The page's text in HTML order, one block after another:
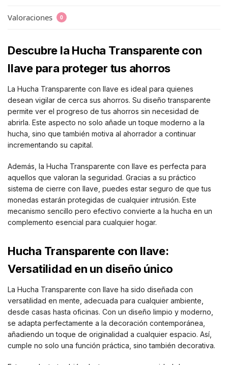
Valoraciones 0
Descubre la Hucha Transparente con
llave para proteger tus ahorros
La Hucha Transparente con llave es ideal para quienes
desean vigilar de cerca sus ahorros. Su diseño transparente
permite ver el progreso de tus ahorros sin necesidad de
abrirla. Este aspecto no solo añade un toque moderno a la
hucha, sino que también motiva al ahorrador a continuar
incrementando su capital.
Además, la Hucha Transparente con llave es perfecta para
aquellos que valoran la seguridad. Gracias a su práctico
sistema de cierre con llave, puedes estar seguro de que tus
monedas estarán protegidas de cualquier intrusión. Este
mecanismo sencillo pero efectivo convierte a la hucha en un
complemento esencial para cualquier hogar.
Hucha Transparente con llave:
Versatilidad en un diseño único
La Hucha Transparente con llave ha sido diseñada con
versatilidad en mente, adecuada para cualquier ambiente,
desde casas hasta oficinas. Con un diseño limpio y moderno,
se adapta perfectamente a la decoración contemporánea,
añadiendo un toque de originalidad a cualquier espacio. Así,
cumple no solo una función práctica, sino también decorativa.